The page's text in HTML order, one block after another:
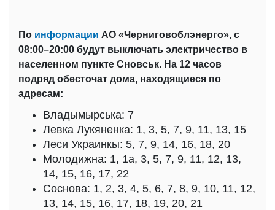
По информации АО «Черниговоблэнерго», с
08:00–20:00 будут выключать электричество в
населенном пункте Сновськ. На 12 часов
подряд обесточат дома, находящиеся по
адресам:
Владымырська: 7
Левка Лукяненка: 1, 3, 5, 7, 9, 11, 13, 15
Леси Украинкы: 5, 7, 9, 14, 16, 18, 20
Молодижна: 1, 1а, 3, 5, 7, 9, 11, 12, 13,
14, 15, 16, 17, 22
Соснова: 1, 2, 3, 4, 5, 6, 7, 8, 9, 10, 11, 12,
13, 14, 15, 16, 17, 18, 19, 20, 21